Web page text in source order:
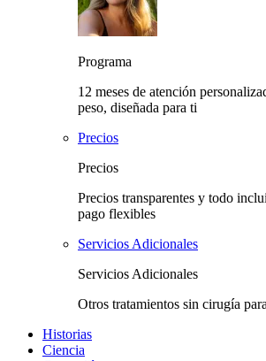
Programa
12 meses de atención
peso, diseñada para ti
Precios
Precios
Precios transparentes y todo
pago flexibles
Servicios Adicionales
Servicios Adicionales
Otros tratamientos sin cirugía
Historias
Ciencia